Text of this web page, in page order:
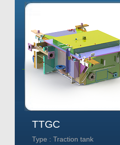
TTGC
Type : Traction tank